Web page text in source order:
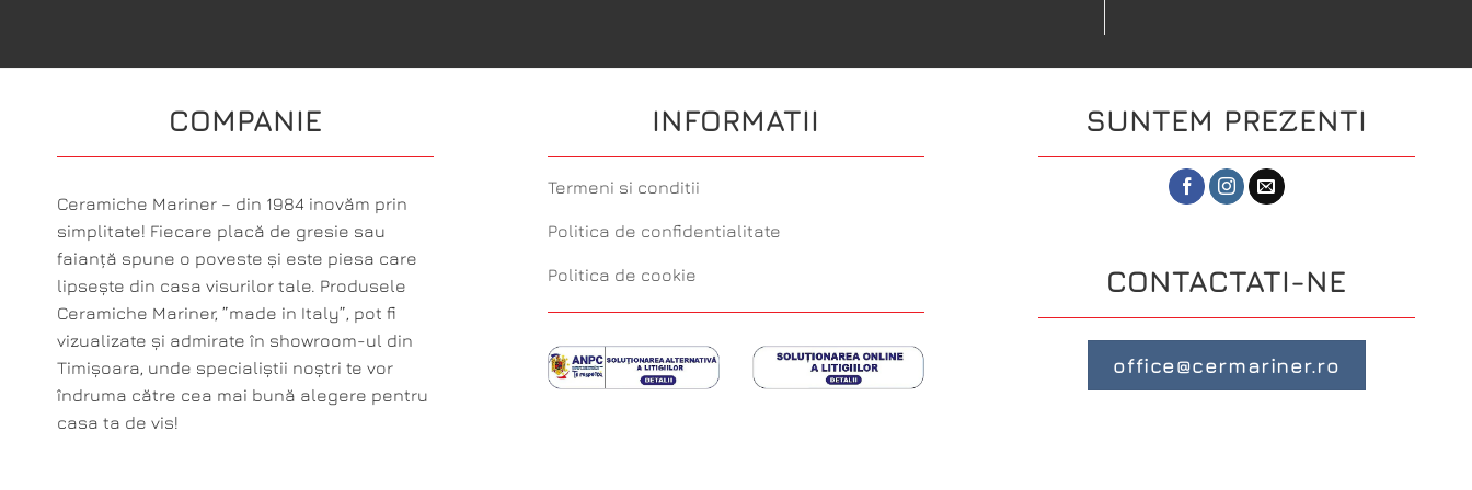
COMPANIE
Ceramiche Mariner – din 1984 inovăm prin
simplitate! Fiecare placă de gresie sau
faianță spune o poveste și este piesa care
lipsește din casa visurilor tale. Produsele
Ceramiche Mariner, ”made in Italy”, pot fi
vizualizate și admirate în showroom-ul din
Timișoara, unde specialiștii noștri te vor
îndruma către cea mai bună alegere pentru
casa ta de vis!
INFORMATII
Termeni si conditii
Politica de confidentialitate
Politica de cookie
SUNTEM PREZENTI
CONTACTATI-NE
office@cermariner.ro